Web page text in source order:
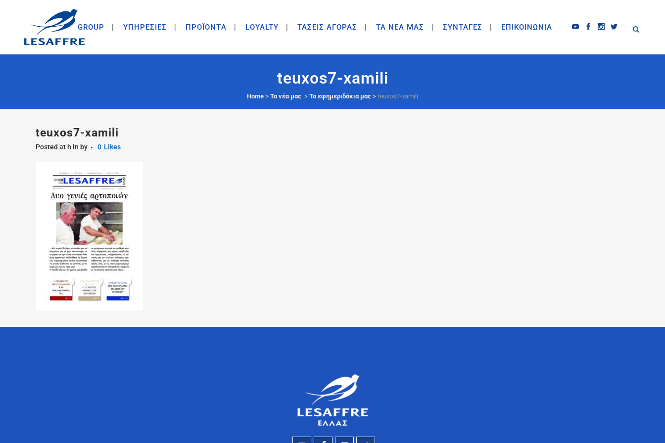
GROUP ΥΠΗΡΕΣΙΕΣ ΠΡΟΪΟΝΤA LOYALTY ΤΑΣΕΙΣ ΑΓΟΡΑΣ ΤΑ ΝΕΑ ΜΑΣ ΣΥΝΤΑΓΕΣ ΕΠΙΚΟΙΝΩΝΙΑ
teuxos7-xamili
Home > Τα νέα μας > Τα εφημεριδάκια μας > teuxos7-xamili
teuxos7-xamili
Posted at h in by 0 Likes